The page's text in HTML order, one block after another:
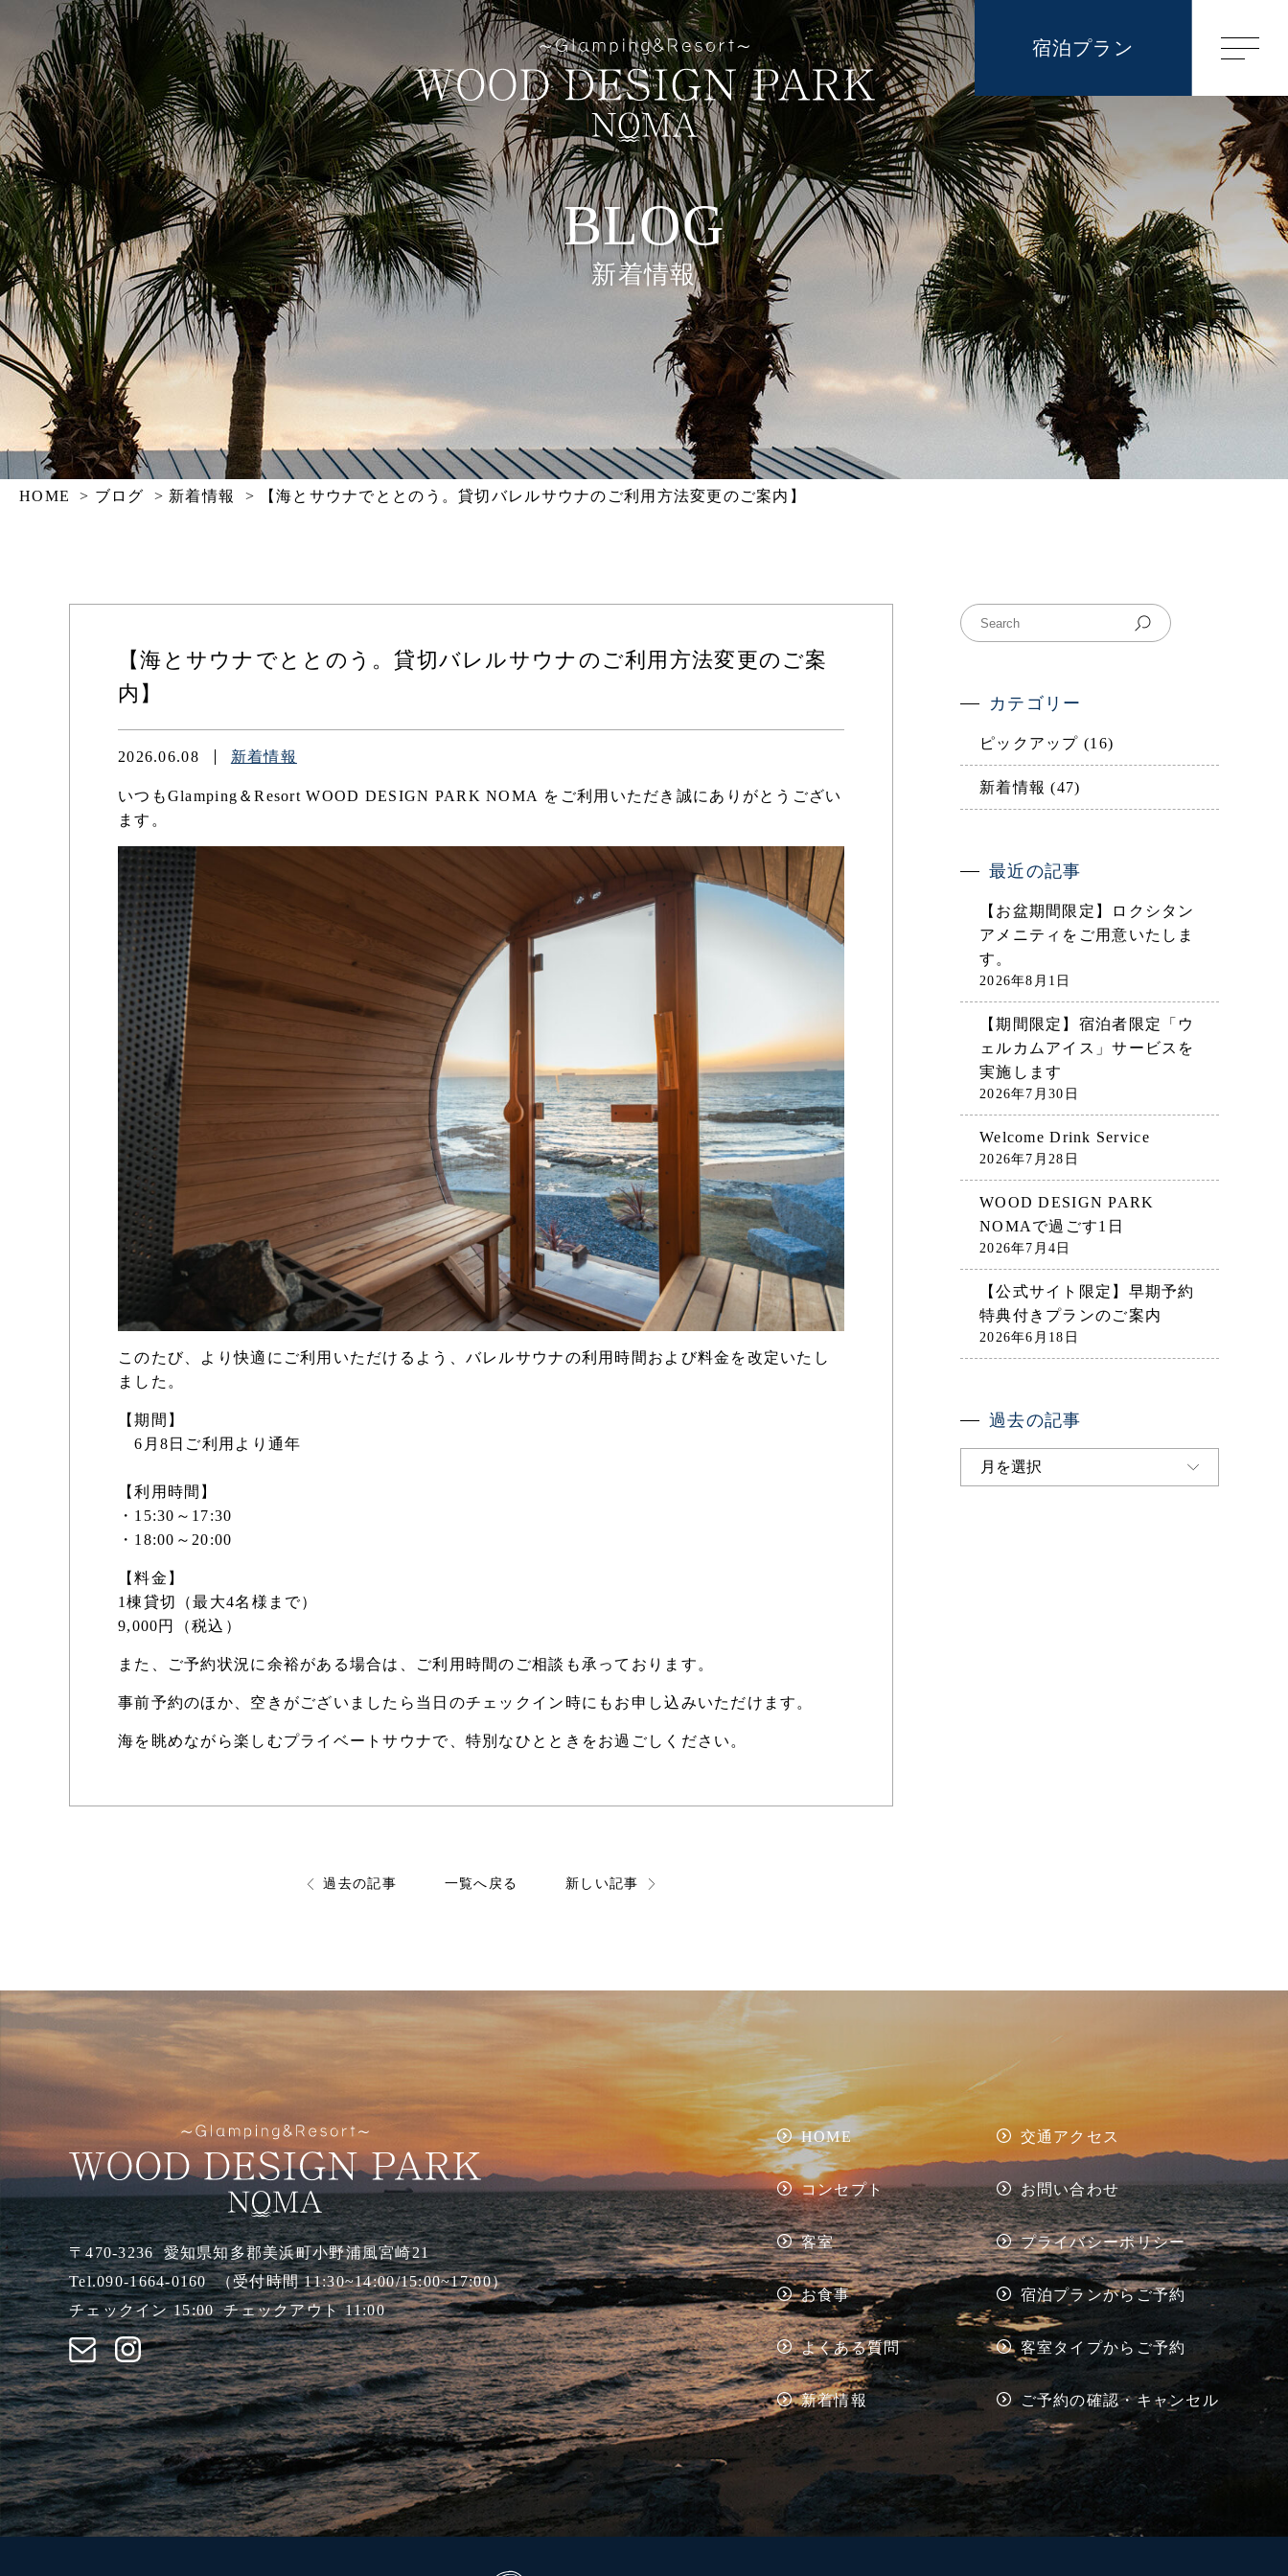
宿泊プラン
コンセプト 客室
お食事 よくある質問
新着情報 アクセス
お問い合わせ
宿泊プランからご予約 客室タイプからご予約
BLOG
新着情報
HOME ブログ 新着情報 【海とサウナでととのう。貸切バレルサウナのご利用方法変更のご案内】
【海とサウナでととのう。貸切バレルサウナのご利用方法変更のご案
内】
2026.06.08 新着情報
いつもGlamping＆Resort WOOD DESIGN PARK NOMA をご利用いただき誠にありがとうござい
ます。
このたび、より快適にご利用いただけるよう、バレルサウナの利用時間および料金を改定いたし
ました。
【期間】
6月8日ご利用より通年
【利用時間】
・15:30～17:30
・18:00～20:00
【料金】
1棟貸切（最大4名様まで）
9,000円（税込）
また、ご予約状況に余裕がある場合は、ご利用時間のご相談も承っております。
事前予約のほか、空きがございましたら当日のチェックイン時にもお申し込みいただけます。
海を眺めながら楽しむプライベートサウナで、特別なひとときをお過ごしください。
過去の記事 一覧へ戻る 新しい記事
カテゴリー
ピックアップ (16)
新着情報 (47)
最近の記事
【お盆期間限定】ロクシタン
アメニティをご用意いたしま
す。
2026年8月1日
【期間限定】宿泊者限定「ウ
ェルカムアイス」サービスを
実施します
2026年7月30日
Welcome Drink Service
2026年7月28日
WOOD DESIGN PARK
NOMAで過ごす1日
2026年7月4日
【公式サイト限定】早期予約
特典付きプランのご案内
2026年6月18日
過去の記事
〒470-3236 愛知県知多郡美浜町小野浦風宮崎21
Tel.090-1664-0160 （受付時間 11:30~14:00/15:00~17:00）
チェックイン 15:00 チェックアウト 11:00
HOME
コンセプト
客室
お食事
よくある質問
新着情報
交通アクセス
お問い合わせ
プライバシーポリシー
宿泊プランからご予約
客室タイプから ご予約
ご予約の確認・キャンセル